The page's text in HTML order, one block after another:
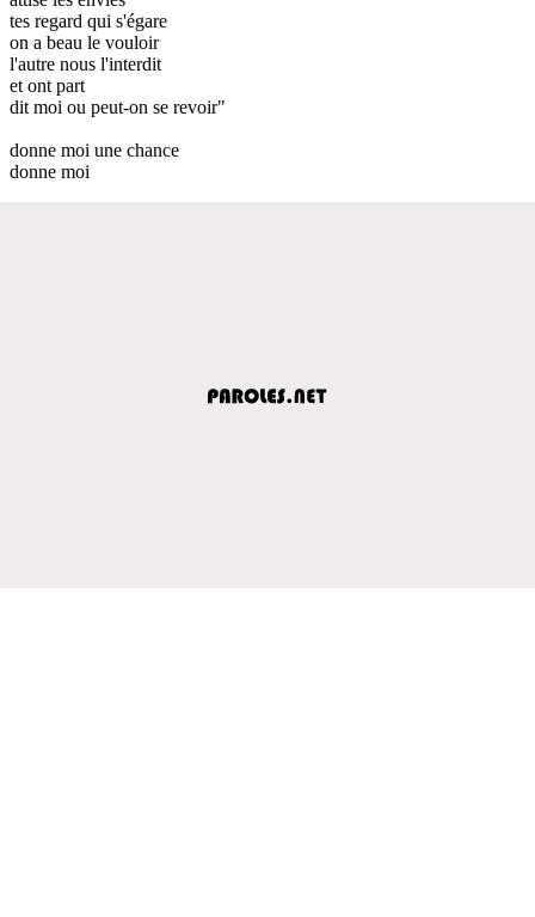
tes regard qui s'égare
on a beau le vouloir
l'autre nous l'interdit
et ont part
dit moi ou peut-on se revoir"
donne moi une chance
donne moi